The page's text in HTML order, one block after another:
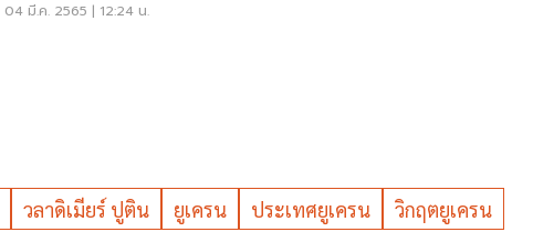
04 มี.ค. 2565 | 12:24 น.
วลาดิเมียร์ ปูติน ยูเครน ประเทศยูเครน
วิกฤตยูเครน